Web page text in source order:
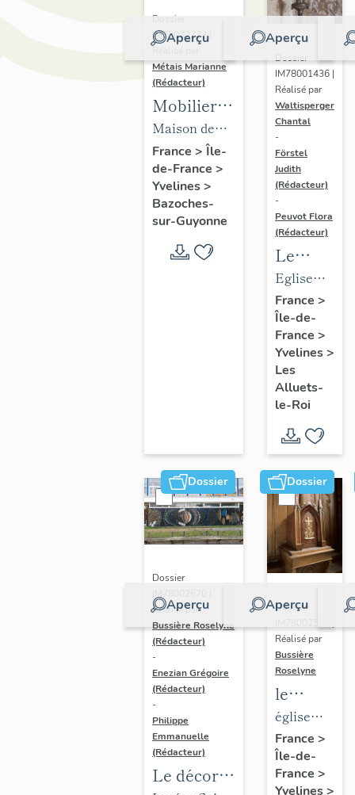
Aperçu
Dossier
IM78002723 |
Métais Marianne
(Rédacteur)
Mobilier
de la
maison
Louis
Carré
Maison de
villégiature
dite maison
Louis Carré
France > Île-
de-France >
Yvelines>
Bazoches-
sur-Guyonne
Aperçu
Dossier
IM78001436 |
Réalisé par
Waltisperger
Chantal
-
Förstel
Judith
(Rédacteur)
-
Peuvot Flora
(Rédacteur)
Le
mobilier
de
l'église
Saint-
Nicolas
Eglise
paroissiale
Saint-
Nicolas
France >
Île-de-
France >
Yvelines>
Les
Alluets-
le-Roi
Dossier
Aperçu
Dossier
IM78002670 |
Réalisé par
Bussière Roselyne
(Rédacteur)
-
Enezian Grégoire
(Rédacteur)
-
Philippe
Emmanuelle
(Rédacteur)
Le décor
Dossier
Aperçu
Dossier
Réalisé par
Bussière
Roselyne
le
mobilier
de
l'église
Saint-
église
paroissiale
Saint-
Germain
France >
Île-de-
France >
Yvelines>